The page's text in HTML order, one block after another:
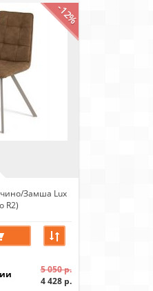
-12%
Замша Lux
R2)
5 050 р.
4 428 р.